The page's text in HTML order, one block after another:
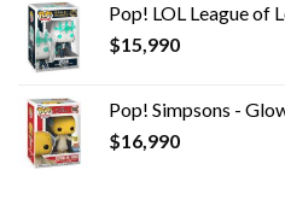
era:
es:
Pop! LOL League of
$15,990
Pop! Simpsons -
$16,990